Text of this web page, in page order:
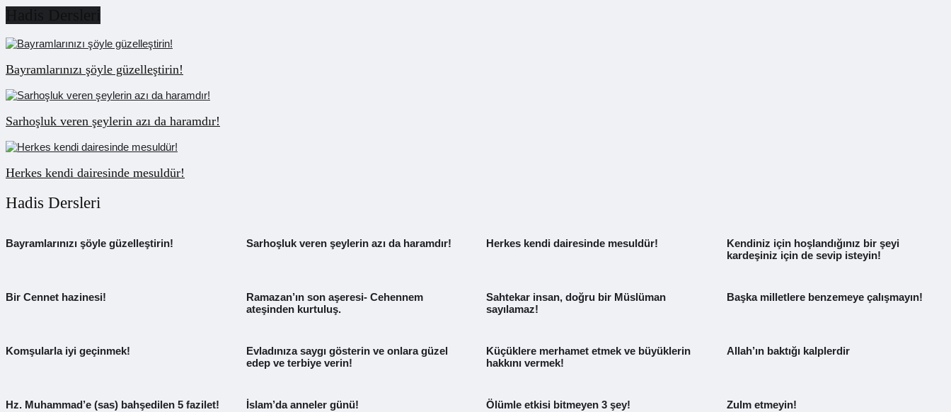
Bayramlarınızı şöyle güzelleştirin!
Sarhoşluk veren şeylerin azı da haramdır!
Herkes kendi dairesinde mesuldür!
Hadis Dersleri
Bayramlarınızı şöyle güzelleştirin! Sarhoşluk veren şeylerin azı da haramdır! Herkes kendi dairesinde mesuldür!
Kendiniz için hoşlandığınız bir şeyi
kardeşiniz için de sevip isteyin!
Bir Cennet hazinesi!
Ramazan’ın son aşeresi- Cehennem
ateşinden kurtuluş.
Sahtekar insan, doğru bir Müslüman
sayılamaz!
Başka milletlere benzemeye çalışmayın!
Komşularla iyi geçinmek!
Evladınıza saygı gösterin ve onlara güzel
edep ve terbiye verin!
Küçüklere merhamet etmek ve büyüklerin
hakkını vermek!
Allah’ın baktığı kalplerdir
Hz. Muhammad’e (sas) bahşedilen 5 fazilet! İslam’da anneler günü! Ölümle etkisi bitmeyen 3 şey! Zulm etmeyin!